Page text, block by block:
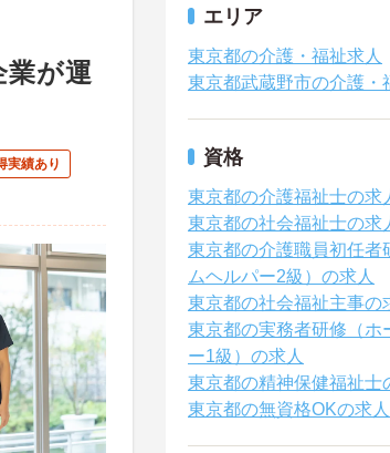
業が運
実績あり
エリア
東京都の介護・福祉求人
東京都武蔵野市の介護・
資格
東京都の介護福祉士の求
東京都の社会福祉士の求
東京都の介護職員初任者
ムヘルパー2級）の求人
東京都の社会福祉主事の
東京都の実務者研修（ホ
ー1級）の求人
東京都の精神保健福祉士
東京都の無資格OKの求人